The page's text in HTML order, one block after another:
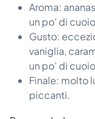
Aroma:
un po' di
Gusto:
vaniglia,
un po' di
Finale: molto
piccanti.